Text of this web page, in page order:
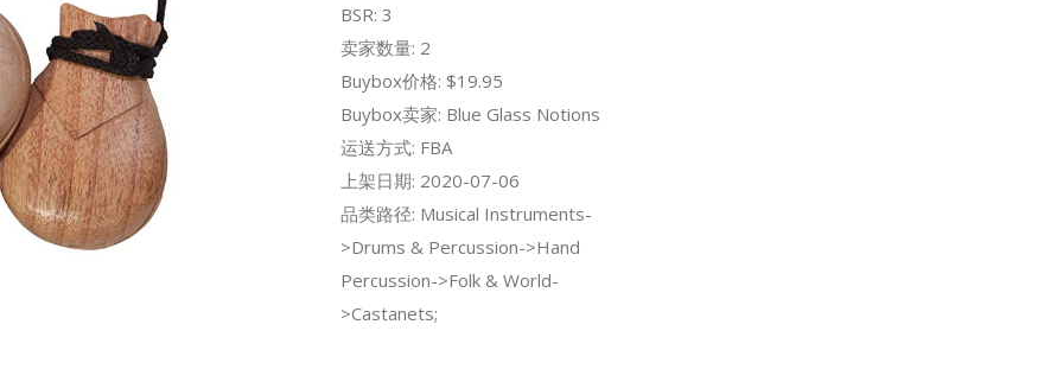
BSR: 3
卖家数量: 2
Buybox价格: $19.95
Buybox卖家: Blue Glass Notions
运送方式: FBA
上架日期: 2020-07-06
品类路径: Musical Instruments-
>Drums & Percussion->Hand
Percussion->Folk & World-
>Castanets;